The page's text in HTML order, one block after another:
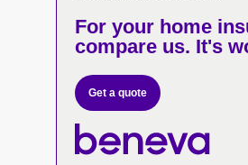
For your home
compare us. It's
Get a quote